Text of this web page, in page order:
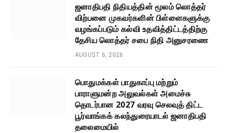
ஜனாதிபதி நிதியத்தின் மூலம் லொத்தர்
விற்பனை முகவர்களின் பிள்ளைகளுக்கு
வழங்கப்படும் கல்வி உதவித்திட்டத்திற்கு
தேசிய லொத்தர் சபை நிதி அனுசரணை
AUGUST 6, 2026
பொதுமக்கள் பாதுகாப்பு மற்றும்
பாராளுமன்ற அலுவல்கள் அமைச்சு
தொடர்பான 2027 வரவு செலவுத் திட்ட
பூர்வாங்கக் கலந்துரையாடல் ஜனாதிபதி
தலைமையில்